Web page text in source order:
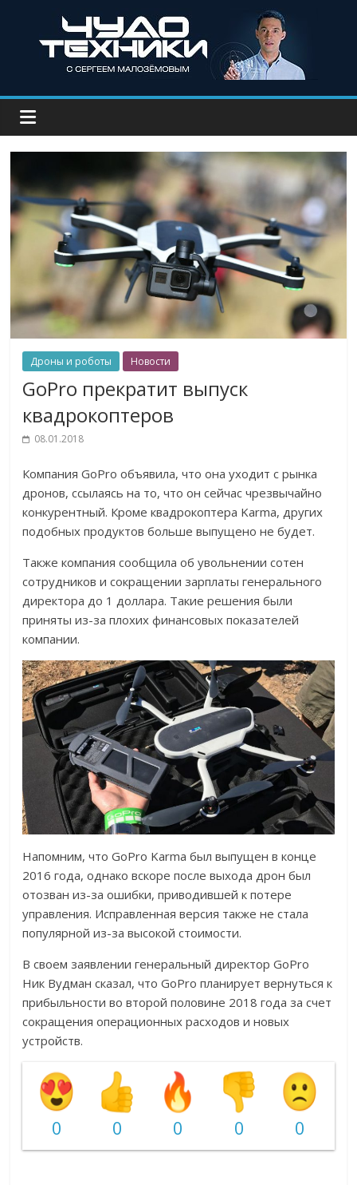
Дроны и роботы Новости
GoPro прекратит выпуск
квадрокоптеров
08.01.2018
Компания GoPro объявила, что она уходит с рынка
дронов, ссылаясь на то, что он сейчас чрезвычайно
конкурентный. Кроме квадрокоптера Karma, других
подобных продуктов больше выпущено не будет.
Также компания сообщила об увольнении сотен
сотрудников и сокращении зарплаты генерального
директора до 1 доллара. Такие решения были
приняты из-за плохих финансовых показателей
компании.
Напомним, что GoPro Karma был выпущен в конце
2016 года, однако вскоре после выхода дрон был
отозван из-за ошибки, приводившей к потере
управления. Исправленная версия также не стала
популярной из-за высокой стоимости.
В своем заявлении генеральный директор GoPro
Ник Вудман сказал, что GoPro планирует вернуться к
прибыльности во второй половине 2018 года за счет
сокращения операционных расходов и новых
устройств.
0 0 0 0 0